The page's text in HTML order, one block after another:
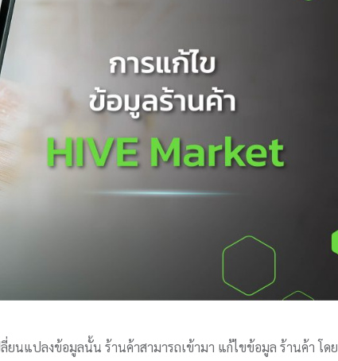
นแปลงข้อมูลนั้น ร้านค้าสามารถเข้ามา แก้ไขข้อมูล ร้านค้า โดย